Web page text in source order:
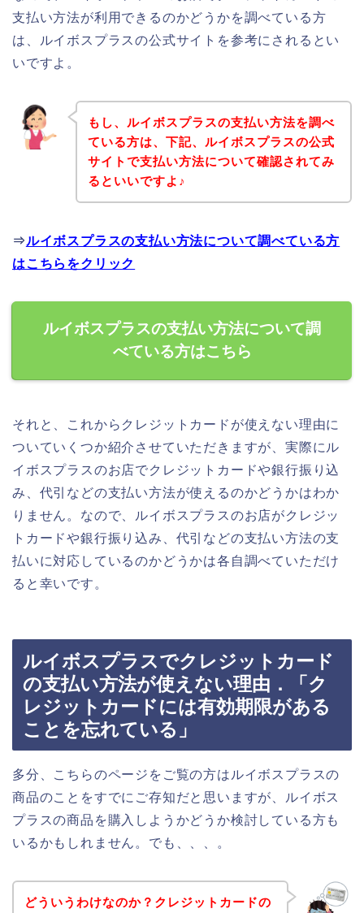
支払い方法が利用できるのかどうかを調べている方
は、ルイボスプラスの公式サイトを参考にされるとい
いですよ。
もし、ルイボスプラスの支払い方法を調べ
ている方は、下記、ルイボスプラスの公式
サイトで支払い方法について確認されてみ
るといいですよ♪
⇒ルイボスプラスの支払い方法について調べている方
はこちらをクリック
ルイボスプラスの支払い方法について調
べている方はこちら
それと、これからクレジットカードが使えない理由に
ついていくつか紹介させていただきますが、実際にル
イボスプラスのお店でクレジットカードや銀行振り込
み、代引などの支払い方法が使えるのかどうかはわか
りません。なので、ルイボスプラスのお店がクレジッ
トカードや銀行振り込み、代引などの支払い方法の支
払いに対応しているのかどうかは各自調べていただけ
ると幸いです。
ルイボスプラスでクレジットカード
の支払い方法が使えない理由．「ク
レジットカードには有効期限がある
ことを忘れている」
多分、こちらのページをご覧の方はルイボスプラスの
商品のことをすでにご存知だと思いますが、ルイボス
プラスの商品を購入しようかどうか検討している方も
いるかもしれません。でも、、、。
どういうわけなのか？クレジットカードの